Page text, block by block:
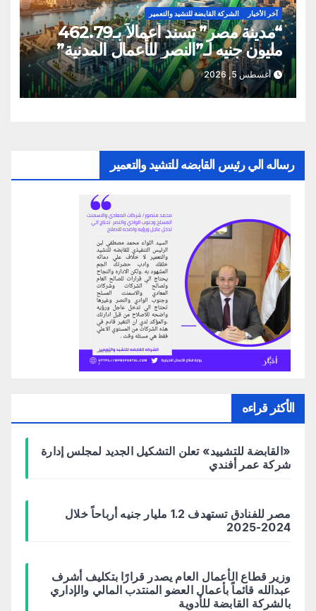
آخر الأخبار الشركة القابضة للتشيد والتعمير
“مدينة مصر” تسند أعمالاً بـ462.79
مليون جنيه لـ”النصر للأعمال المدنية”
أغسطس 5, 2026
رساله الي رئيس القابضه للتشيد والتعمير
الأكثر قراءه
«القابضة للتشييد» تعلن التشكيل الجديد لمجلس إدارة
شركة عمر أفندي
مصر للفنادق تستهدف 1.2 مليار جنيه أرباحاً خلال
2024-2025
وزير قطاع الأعمال العام يصدر قرارًا بتكليف أشرف
عبدالله قائماً بأعمال العضو المنتدب المالي والإداري
بالشركة القابضة للأدوية